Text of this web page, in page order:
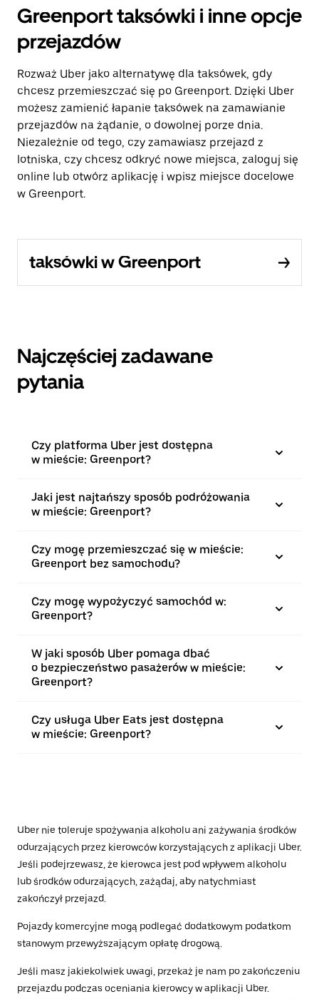
Greenport taksówki i inne opcje
przejazdów
Rozważ Uber jako alternatywę dla taksówek, gdy
chcesz przemieszczać się po Greenport. Dzięki Uber
możesz zamienić łapanie taksówek na zamawianie
przejazdów na żądanie, o dowolnej porze dnia.
Niezależnie od tego, czy zamawiasz przejazd z
lotniska, czy chcesz odkryć nowe miejsca, zaloguj się
online lub otwórz aplikację i wpisz miejsce docelowe
w Greenport.
taksówki w Greenport
Najczęściej zadawane
pytania
Czy platforma Uber jest dostępna
w mieście: Greenport?
Jaki jest najtańszy sposób podróżowania
w mieście: Greenport?
Czy mogę przemieszczać się w mieście:
Greenport bez samochodu?
Czy mogę wypożyczyć samochód w:
Greenport?
W jaki sposób Uber pomaga dbać
o bezpieczeństwo pasażerów w mieście:
Greenport?
Czy usługa Uber Eats jest dostępna
w mieście: Greenport?
Uber nie toleruje spożywania alkoholu ani zażywania środków
odurzających przez kierowców korzystających z aplikacji Uber.
Jeśli podejrzewasz, że kierowca jest pod wpływem alkoholu
lub środków odurzających, zażądaj, aby natychmiast
zakończył przejazd.
Pojazdy komercyjne mogą podlegać dodatkowym podatkom
stanowym przewyższającym opłatę drogową.
Jeśli masz jakiekolwiek uwagi, przekaż je nam po zakończeniu
przejazdu podczas oceniania kierowcy w aplikacji Uber.